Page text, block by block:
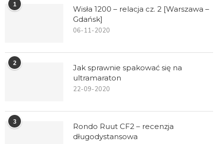
1
Wisła 1200 – relacja cz. 2 [Warszawa –
Gdańsk]
06-11-2020
2
Jak sprawnie spakować się na
ultramaraton
22-09-2020
3
Rondo Ruut CF2 – recenzja
długodystansowa